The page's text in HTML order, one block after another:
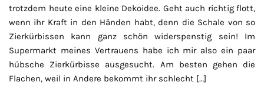
trotzdem heute eine kleine Dekoidee. Geht auch richtig flott,
wenn ihr Kraft in den Händen habt, denn die Schale von so
Zierkürbissen kann ganz schön widerspenstig sein! Im
Supermarkt meines Vertrauens habe ich mir also ein paar
hübsche Zierkürbisse ausgesucht. Am besten gehen die
Flachen, weil in Andere bekommt ihr schlecht […]